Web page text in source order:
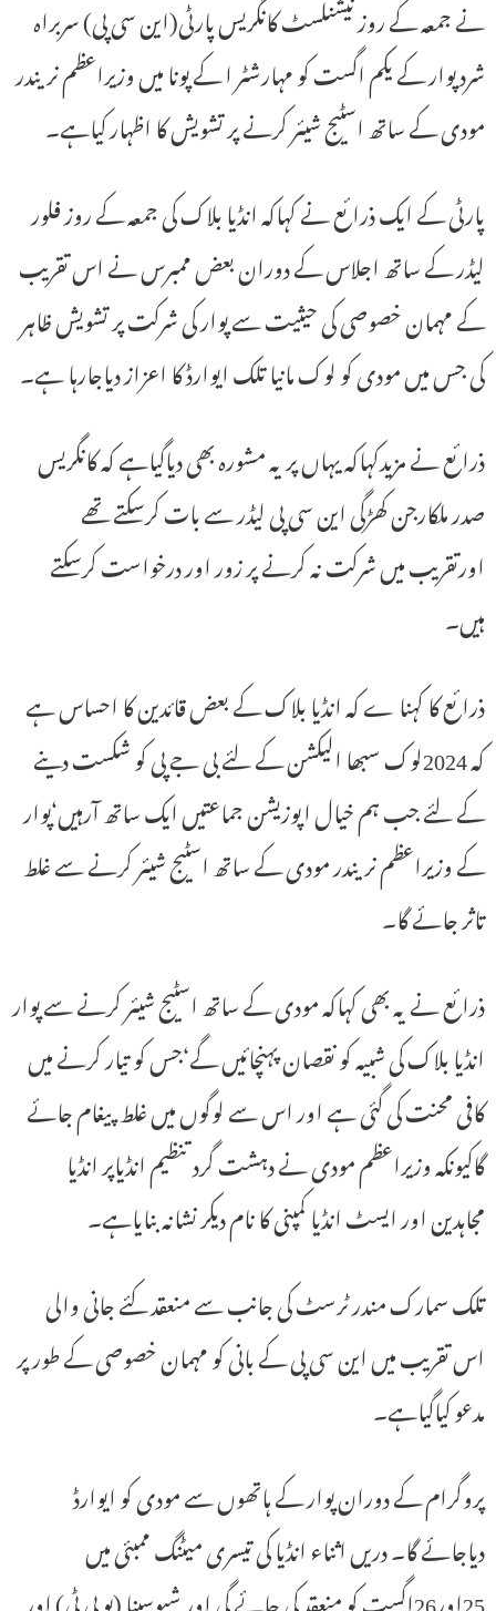
نے جمعہ کے روز نیشنلسٹ کانگریس پارٹی(این سی پی) سربراہ
شرد پوار کے یکم اگست کو مہارشٹر ا کے پونا میں وزیراعظم نریندر
مودی کے ساتھ اسٹیج شیئر کرنے پر تشویش کا اظہار کیاہے۔
پارٹی کے ایک ذرائع نے کہاکہ انڈیا بلاک کی جمعہ کے روز فلور
لیڈر کے ساتھ اجلاس کے دوران بعض ممبرس نے اس تقریب
کے مہمان خصوصی کی حیثیت سے پوار کی شرکت پر تشویش ظاہر
کی جس میں مودی کو لوک مانیا تلک ایوارڈ کا اعزاز دیاجارہا ہے۔
ذرائع نے مزیدکہاکہ یہاں پر یہ مشورہ بھی دیاگیاہے کہ کانگریس
صدر ملکارجن کھڑگی این سی پی لیڈر سے بات کرسکتے تھے
اورتقریب میں شرکت نہ کرنے پر زور اور درخواست کرسکتے
ہیں۔
ذرائع کا کہنا ے کہ انڈیا بلاک کے بعض قائدین کا احساس ہے
کہ 2024لوک سبھا الیکشن کے لئے بی جے پی کو شکست دینے
کے لئے جب ہم خیال اپوزیشن جماعتیں ایک ساتھ آرہیں‘پوار
کے وزیراعظم نریندر مودی کے ساتھ اسٹیج شیئر کرنے سے غلط
تاثر جائے گا۔
ذرائع نے یہ بھی کہاکہ مودی کے ساتھ اسٹیج شیئر کرنے سے پوار
انڈیا بلاک کی شبیہ کو نقصان پہنچائیں گے‘جس کو تیار کرنے میں
کافی محنت کی گئی ہے اور اس سے لوگوں میں غلط پیغام جائے
گاکیونکہ وزیراعظم مودی نے دہشت گرد تنظیم انڈیاپر انڈیا
مجاہدین اور ایسٹ انڈیا کمپنی کا نام دیکر نشانہ بنایاہے۔
تلک سمارک مندر ٹرسٹ کی جانب سے منعقد کئے جانی والی
اس تقریب میں این سی پی کے بانی کو مہمان خصوصی کے طور پر
مدعو کیاگیاہے۔
پروگرام کے دوران پوار کے ہاتھوں سے مودی کو ایوارڈ
دیاجائے گا۔ دریں اثناء انڈیا کی تیسری میٹنگ ممبئی میں